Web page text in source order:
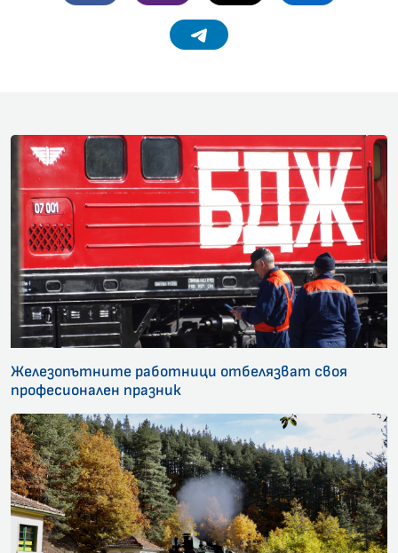
Telegram
Железопътните работници отбелязват своя
професионален празник